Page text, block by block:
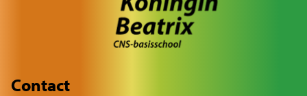
Contact